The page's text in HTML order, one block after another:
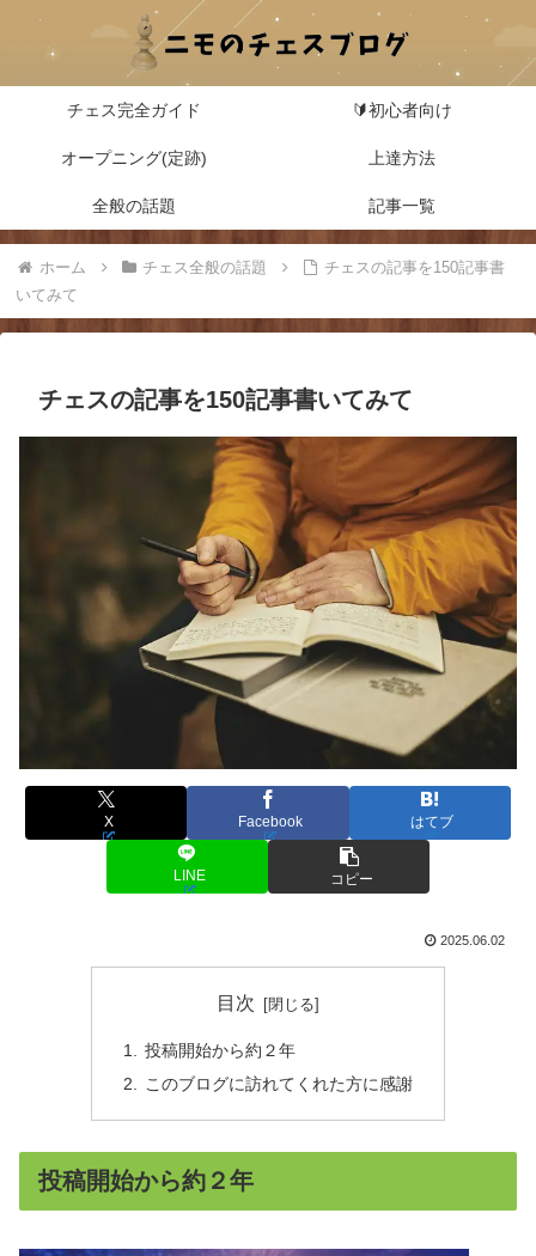
チェス完全ガイド 🔰初心者向け
オープニング(定跡) 上達方法
全般の話題 記事一覧
ホーム チェス全般の話題
チェスの記事を150記事書
いてみて
チェスの記事を150記事書いてみて
X Facebook はてブ
LINE コピー
2025.06.02
目次
投稿開始から約２年
このブログに訪れてくれた方に感謝
投稿開始から約２年